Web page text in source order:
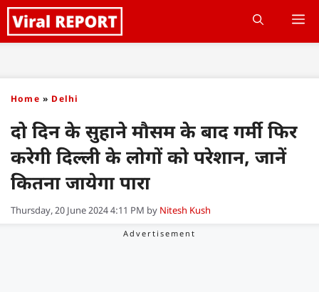
Skip
to
Home » Delhi
दो दिन के सुहाने मौसम के बाद गर्मी फिर
करेगी दिल्ली के लोगों को परेशान, जानें
कितना जायेगा पारा
Thursday, 20 June 2024 4:11 PM by Nitesh Kush